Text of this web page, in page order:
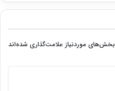
بخش‌های موردنیاز علامت‌گذاری شده‌اند